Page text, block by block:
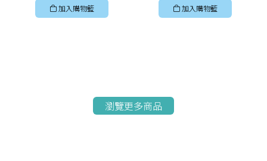
加入購物籃 加入購物籃
瀏覽更多商品